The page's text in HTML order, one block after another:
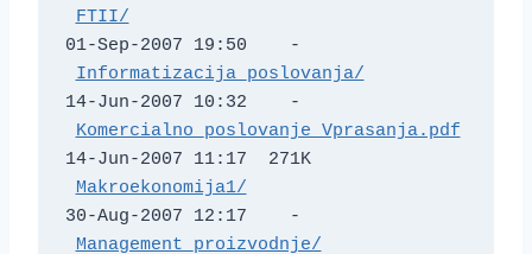
FTII/
01-Sep-2007 19:50    -
Informatizacija_poslovanja/
14-Jun-2007 10:32    -
Komercialno_poslovanje_Vprasanja.pdf
14-Jun-2007 11:17  271K
Makroekonomija1/
30-Aug-2007 12:17    -
Management_proizvodnje/